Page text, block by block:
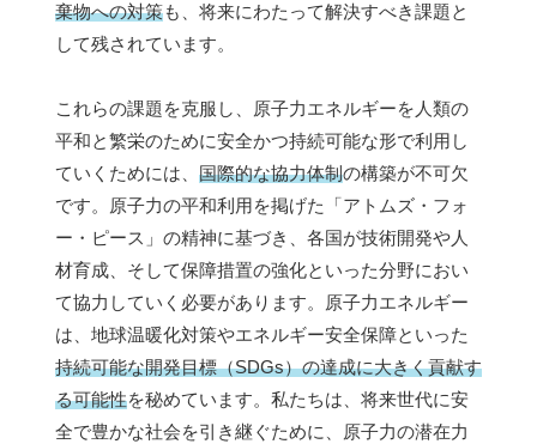
棄物への対策も、将来にわたって解決すべき課題と
して残されています。
これらの課題を克服し、原子力エネルギーを人類の
平和と繁栄のために安全かつ持続可能な形で利用し
ていくためには、 国際的な協力体制の構築が不可欠
です。原子力の平和利用を掲げた「アトムズ・フォ
ー・ピース」の精神に基づき、各国が技術開発や人
材育成、そして保障措置の強化といった分野におい
て協力していく必要があります。原子力エネルギー
は、地球温暖化対策やエネルギー安全保障といった
持続可能な開発目標（SDGs）の達成に大きく貢献す
る可能性を秘めています。私たちは、将来世代に安
全で豊かな社会を引き継ぐために、原子力の潜在力